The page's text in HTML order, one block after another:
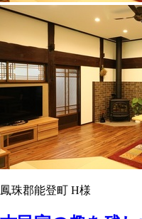
鳳珠郡能登町 H様